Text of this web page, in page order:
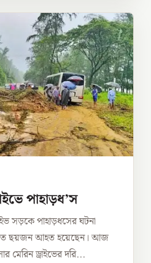
পাহাড়ধ’স
সড়কে পাহাড়ধসের ঘটনা
ছয়জন আহত হয়েছেন। আজ
মেরিন ড্রাইভের দরি...